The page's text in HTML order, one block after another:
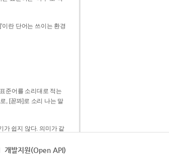
이란 단어는 쓰이는 환경
표준어를 소리대로 적는
가 쉽지 않다. 의미가 같
개발지원(Open API)